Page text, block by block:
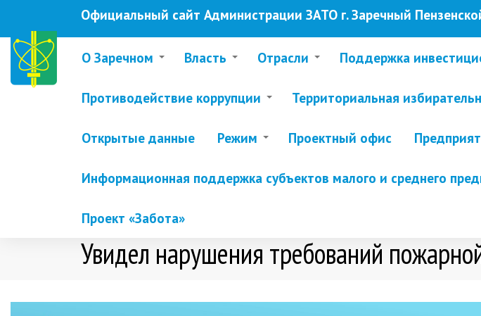
основному
содержанию
Официальный сайт Администрации ЗАТО г. Заречный
О Заречном Власть Отрасли Поддержка
Противодействие коррупции Территориальная
Открытые данные Режим Проектный офис
Информационная поддержка субъектов малого и среднего
Проект «Забота»
Увидел нарушения требований